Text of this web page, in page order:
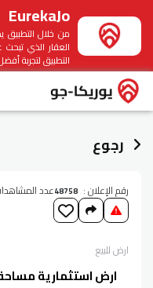
EurekaJo
من خلال التطبيق
العقار الذي
التطبيق لتجربة
رجوع
رقم الإعلان : 48758عدد
ارضللبيع
ارض استثمارية مساحة 506م للبيع في عمان -